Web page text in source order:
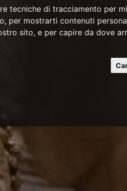
tecniche di tracciamento per
per mostrarti contenuti
sito, e per capire da dove